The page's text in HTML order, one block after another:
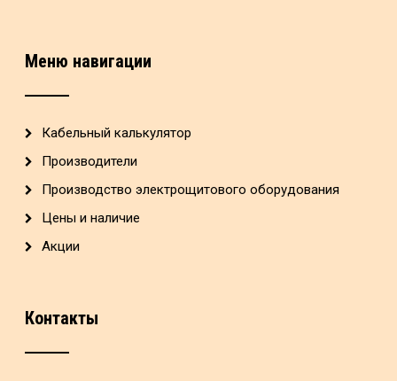
Меню навигации
Кабельный калькулятор
Производители
Производство электрощитового оборудования
Цены и наличие
Акции
Контакты